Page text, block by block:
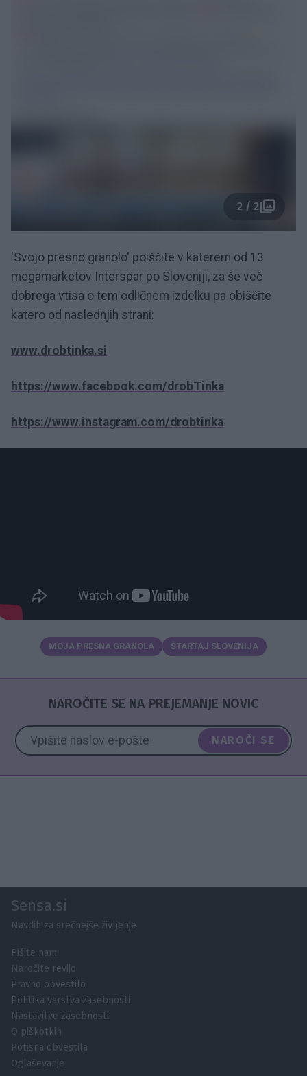
2 / 2
'Svojo presno granolo' poiščite v katerem od 13
megamarketov Interspar po Sloveniji, za še več
dobrega vtisa o tem odličnem izdelku pa obiščite
katero od naslednjih strani:
www.drobtinka.si
https://www.facebook.com/drobTinka
https://www.instagram.com/drobtinka
MOJA PRESNA GRANOLA ŠTARTAJ SLOVENIJA
NAROČITE SE NA PREJEMANJE NOVIC
NAROČI SE
Sensa.si
Navdih za srečnejše življenje
Pišite nam
Naročite revijo
Pravno obvestilo
Politika varstva zasebnosti
Nastavitve zasebnosti
O piškotkih
Potisna obvestila
Oglaševanje